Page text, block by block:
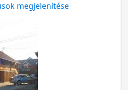
megjelenítése